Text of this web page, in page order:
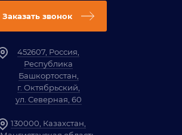
Заказать звонок
452607, Россия,
Республика
Башкортостан,
г. Октябрьский,
ул. Северная, 60
130000, Казахстан,